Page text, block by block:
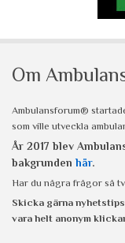
Om
Ambulansforum®
som ville utveckla
År 2017 blev
bakgrunden här.
Har du några frågor så
Skicka gärna
vara helt anonym